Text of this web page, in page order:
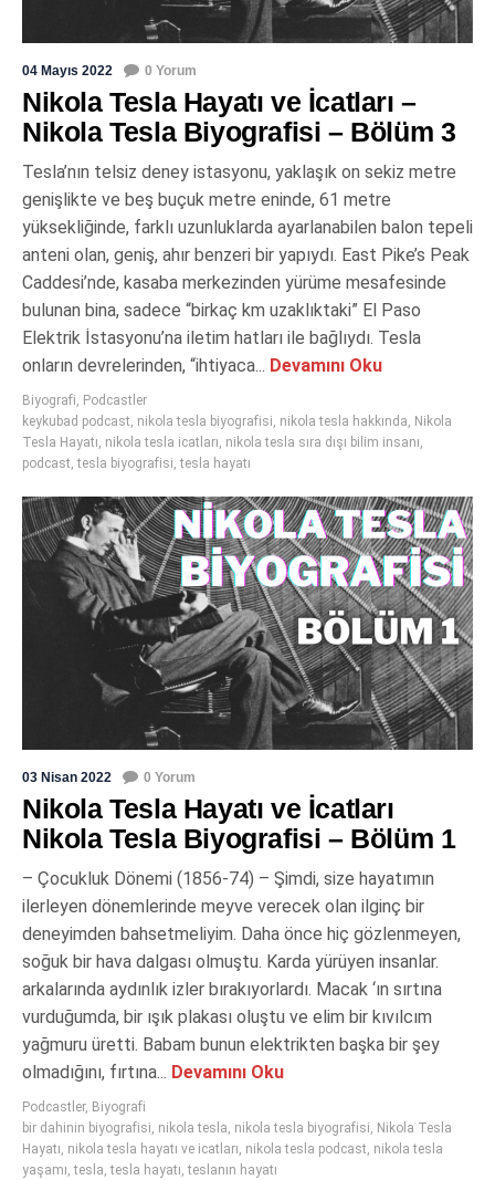
04 Mayıs 2022 0 Yorum
Nikola Tesla Hayatı ve İcatları –
Nikola Tesla Biyografisi – Bölüm 3
Tesla’nın telsiz deney istasyonu, yaklaşık on sekiz metre
genişlikte ve beş buçuk metre eninde, 61 metre
yüksekliğinde, farklı uzunluklarda ayarlanabilen balon tepeli
anteni olan, geniş, ahır benzeri bir yapıydı. East Pike’s Peak
Caddesi’nde, kasaba merkezinden yürüme mesafesinde
bulunan bina, sadece “birkaç km uzaklıktaki” El Paso
Elektrik İstasyonu’na iletim hatları ile bağlıydı. Tesla
onların devrelerinden, “ihtiyaca... Devamını Oku
Biyografi, Podcastler
keykubad podcast, nikola tesla biyografisi, nikola tesla hakkında, Nikola
Tesla Hayatı, nikola tesla icatları, nikola tesla sıra dışı bilim insanı,
podcast,tesla biyografisi,tesla hayatı
03 Nisan 2022 0 Yorum
Nikola Tesla Hayatı ve İcatları
Nikola Tesla Biyografisi – Bölüm 1
– Çocukluk Dönemi (1856-74) – Şimdi, size hayatımın
ilerleyen dönemlerinde meyve verecek olan ilginç bir
deneyimden bahsetmeliyim. Daha önce hiç gözlenmeyen,
soğuk bir hava dalgası olmuştu. Karda yürüyen insanlar.
arkalarında aydınlık izler bırakıyorlardı. Macak ‘ın sırtına
vurduğumda, bir ışık plakası oluştu ve elim bir kıvılcım
yağmuru üretti. Babam bunun elektrikten başka bir şey
olmadığını, fırtına... Devamını Oku
Podcastler, Biyografi
bir dahinin biyografisi, nikola tesla, nikola tesla biyografisi, Nikola Tesla
Hayatı, nikola tesla hayatı ve icatları, nikola tesla podcast, nikola tesla
yaşamı,tesla,tesla hayatı,teslanın hayatı